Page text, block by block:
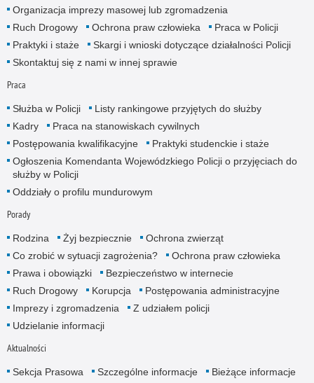
Organizacja imprezy masowej lub zgromadzenia
Ruch Drogowy
Ochrona praw człowieka
Praca w Policji
Praktyki i staże
Skargi i wnioski dotyczące działalności Policji
Skontaktuj się z nami w innej sprawie
Praca
Służba w Policji
Listy rankingowe przyjętych do służby
Kadry
Praca na stanowiskach cywilnych
Postępowania kwalifikacyjne
Praktyki studenckie i staże
Ogłoszenia Komendanta Wojewódzkiego Policji o przyjęciach do
służby w Policji
Oddziały o profilu mundurowym
Porady
Rodzina Żyj bezpiecznie
Ochrona zwierząt
Co zrobić w sytuacji zagrożenia?
Ochrona praw człowieka
Prawa i obowiązki
Bezpieczeństwo w internecie
Ruch Drogowy
Korupcja
Postępowania administracyjne
Imprezy i zgromadzenia
Z udziałem policji
Udzielanie informacji
Aktualności
Sekcja Prasowa Szczególne informacje
Bieżące informacje